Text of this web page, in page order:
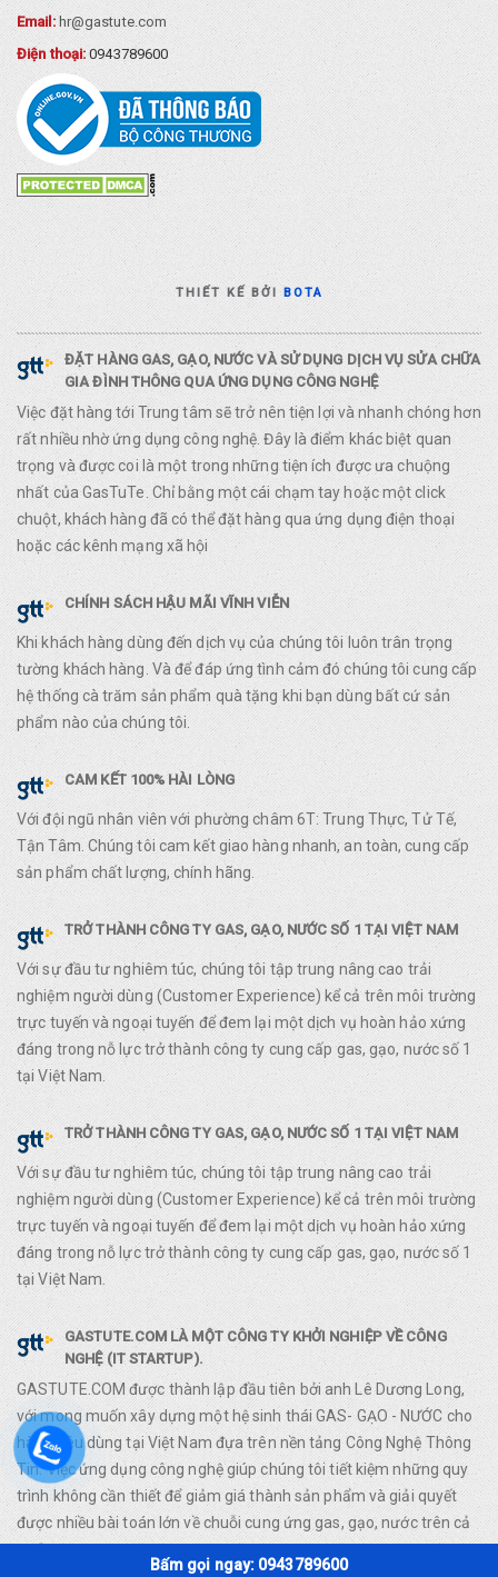
Email: hr@gastute.com
Điện thoại:0943789600
THIẾT KẾ BỞIBOTA
ĐẶT HÀNG GAS, GẠO, NƯỚC VÀ SỬ DỤNG DỊCH VỤ SỬA CHỮA
GIA ĐÌNH THÔNG QUA ỨNG DỤNG CÔNG NGHỆ
Việc đặt hàng tới Trung tâm sẽ trở nên tiện lợi và nhanh chóng hơn
rất nhiều nhờ ứng dụng công nghệ. Đây là điểm khác biệt quan
trọng và được coi là một trong những tiện ích được ưa chuộng
nhất của GasTuTe. Chỉ bằng một cái chạm tay hoặc một click
chuột, khách hàng đã có thể đặt hàng qua ứng dụng điện thoại
hoặc các kênh mạng xã hội
CHÍNH SÁCH HẬU MÃI VĨNH VIỄN
Khi khách hàng dùng đến dịch vụ của chúng tôi luôn trân trọng
tường khách hàng. Và để đáp ứng tình cảm đó chúng tôi cung cấp
hệ thống cà trăm sản phẩm quà tặng khi bạn dùng bất cứ sản
phẩm nào của chúng tôi.
CAM KẾT 100% HÀI LÒNG
Với đội ngũ nhân viên với phường châm 6T: Trung Thực, Tử Tế,
Tận Tâm. Chúng tôi cam kết giao hàng nhanh, an toàn, cung cấp
sản phẩm chất lượng, chính hãng.
TRỞ THÀNH CÔNG TY GAS, GẠO, NƯỚC SỐ 1 TẠI VIỆT NAM
Với sự đầu tư nghiêm túc, chúng tôi tập trung nâng cao trải
nghiệm người dùng (Customer Experience) kể cả trên môi trường
trực tuyến và ngoại tuyến để đem lại một dịch vụ hoàn hảo xứng
đáng trong nỗ lực trở thành công ty cung cấp gas, gạo, nước số 1
tại Việt Nam.
TRỞ THÀNH CÔNG TY GAS, GẠO, NƯỚC SỐ 1 TẠI VIỆT NAM
Với sự đầu tư nghiêm túc, chúng tôi tập trung nâng cao trải
nghiệm người dùng (Customer Experience) kể cả trên môi trường
trực tuyến và ngoại tuyến để đem lại một dịch vụ hoàn hảo xứng
đáng trong nỗ lực trở thành công ty cung cấp gas, gạo, nước số 1
tại Việt Nam.
GASTUTE.COM LÀ MỘT CÔNG TY KHỞI NGHIỆP VỀ CÔNG
NGHỆ (IT STARTUP).
GASTUTE.COM được thành lập đầu tiên bởi anh Lê Dương Long,
với mong muốn xây dựng một hệ sinh thái GAS- GẠO - NƯỚC cho
hàng tiêu dùng tại Việt Nam đựa trên nền tảng Công Nghệ Thông
Tin. Việc ứng dụng công nghệ giúp chúng tôi tiết kiệm những quy
trình không cần thiết để giảm giá thành sản phẩm và giải quyết
được nhiều bài toán lớn về chuỗi cung ứng gas, gạo, nước trên cả
nước.
Bấm gọi ngay: 0943789600